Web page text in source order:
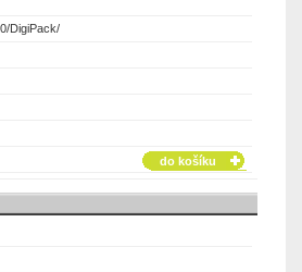
DigiPack/
do košíku